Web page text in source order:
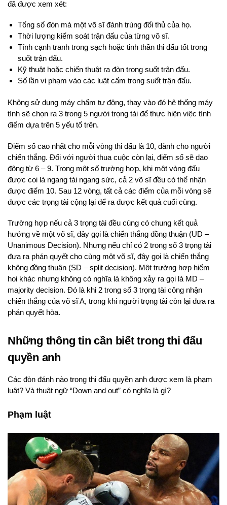
đã được xem xét:
Tổng số đòn mà một võ sĩ đánh trúng đối thủ của họ.
Thời lượng kiểm soát trận đấu của từng võ sĩ.
Tính cạnh tranh trong sạch hoặc tinh thần thi đấu tốt trong
suốt trận đấu.
Kỹ thuật hoặc chiến thuật ra đòn trong suốt trận đấu.
Số lần vi phạm vào các luật cấm trong suốt trận đấu.
Không sử dụng máy chấm tự động, thay vào đó hệ thống máy
tính sẽ chọn ra 3 trong 5 người trọng tài để thực hiện việc tính
điểm dựa trên 5 yếu tố trên.
Điểm số cao nhất cho mỗi vòng thi đấu là 10, dành cho người
chiến thắng. Đối với người thua cuộc còn lại, điểm số sẽ dao
động từ 6 – 9. Trong một số trường hợp, khi một vòng đấu
được coi là ngang tài ngang sức, cả 2 võ sĩ đều có thể nhận
được điểm 10. Sau 12 vòng, tất cả các điểm của mỗi vòng sẽ
được các trọng tài cộng lại để ra được kết quả cuối cùng.
Trường hợp nếu cả 3 trọng tài đều cùng có chung kết quả
hướng về một võ sĩ, đây gọi là chiến thắng đồng thuận (UD –
Unanimous Decision). Nhưng nếu chỉ có 2 trong số 3 trọng tài
đưa ra phán quyết cho cùng một võ sĩ, đây gọi là chiến thắng
không đồng thuận (SD – split decision). Một trường hợp hiếm
hoi khác nhưng không có nghĩa là không xảy ra gọi là MD –
majority decision. Đó là khi 2 trong số 3 trọng tài công nhận
chiến thắng của võ sĩ A, trong khi người trọng tài còn lại đưa ra
phán quyết hòa.
Những thông tin cần biết trong thi đấu
quyền anh
Các đòn đánh nào trong thi đấu quyền anh được xem là phạm
luật? Và thuật ngữ “Down and out” có nghĩa là gì?
Phạm luật